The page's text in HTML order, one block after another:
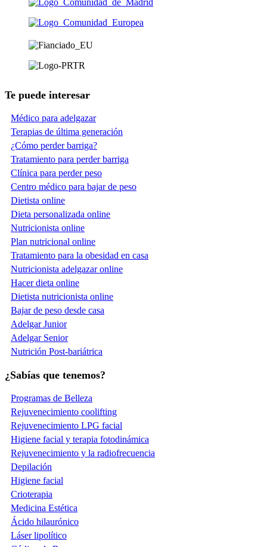
Te puede interesar
Médico para adelgazar
Terapias de última generación
¿Cómo perder barriga?
Tratamiento para perder barriga
Clínica para perder peso
Centro médico para bajar de peso
Dietista online
Dieta personalizada online
Nutricionista online
Plan nutricional online
Tratamiento para la obesidad en casa
Nutricionista adelgazar online
Hacer dieta online
Dietista nutricionista online
Bajar de peso desde casa
Adelgar Junior
Adelgar Senior
Nutrición Post-bariátrica
¿Sabías que tenemos?
Programas de Belleza
Rejuvenecimiento coolifting
Rejuvenecimiento LPG facial
Higiene facial y terapia fotodinámica
Rejuvenecimiento y la radiofrecuencia
Depilación
Higiene facial
Crioterapia
Medicina Estética
Ácido hilaurónico
Láser lipolítico